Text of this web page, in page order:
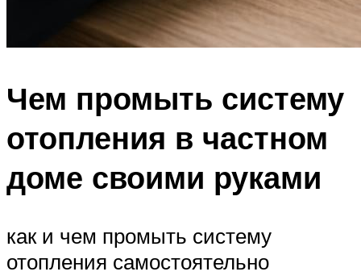
Чем промыть систему
отопления в частном
доме своими руками
как и чем промыть систему
отопления самостоятельно